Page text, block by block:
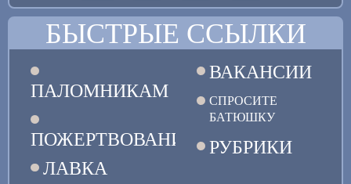
БЫСТРЫЕ ССЫЛКИ
ПАЛОМНИКАМ
ПОЖЕРТВОВАНИЯ
ЛАВКА
ВАКАНСИИ
СПРОСИТЕ
БАТЮШКУ
РУБРИКИ